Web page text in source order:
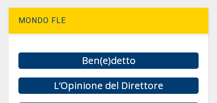
MONDO FLE
Ben(e)detto
L’Opinione del Direttore